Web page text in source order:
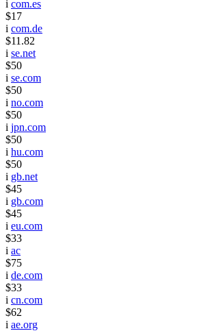
i com.es
$17
i com.de
$11.82
i se.net
$50
i se.com
$50
i no.com
$50
i jpn.com
$50
i hu.com
$50
i gb.net
$45
i gb.com
$45
i eu.com
$33
i ac
$75
i de.com
$33
i cn.com
$62
i ae.org